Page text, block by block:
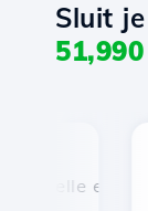
Sluit
51,990
en
Ik